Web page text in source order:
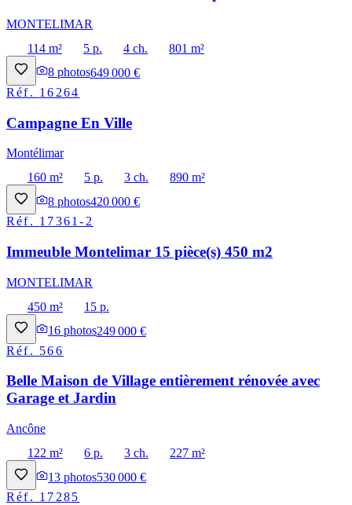
MONTELIMAR
114 m²
5 p. 4 ch.
801 m²
8 photos649 000 €
Réf. 16264
Campagne En Ville
Montélimar
160 m²
5 p. 3 ch.
890 m²
8 photos420 000 €
Réf. 17361-2
Immeuble Montelimar 15 pièce(s) 450 m2
MONTELIMAR
450 m²
15 p.
16 photos249 000 €
Réf. 566
Belle Maison de Village entièrement rénovée avec
Garage et Jardin
Ancône
122 m²
6 p. 3 ch.
227 m²
13 photos530 000 €
Réf. 17285